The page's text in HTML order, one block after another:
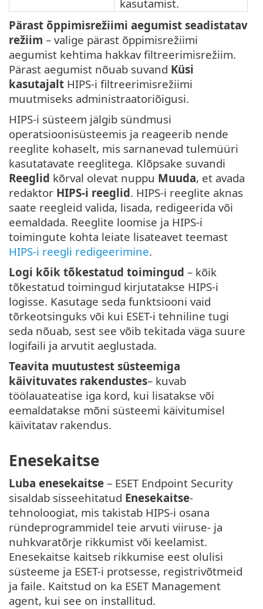
kasutamist.
Pärast õppimisrežiimi aegumist seadistatav
režiim – valige pärast õppimisrežiimi
aegumist kehtima hakkav filtreerimisrežiim.
Pärast aegumist nõuab suvand Küsi
kasutajalt HIPS-i filtreerimisrežiimi
muutmiseks administraatoriõigusi.
HIPS-i süsteem jälgib sündmusi
operatsioonisüsteemis ja reageerib nende
reeglite kohaselt, mis sarnanevad tulemüüri
kasutatavate reeglitega. Klõpsake suvandi
Reeglid kõrval olevat nuppu Muuda, et avada
redaktor HIPS-i reeglid. HIPS-i reeglite aknas
saate reegleid valida, lisada, redigeerida või
eemaldada. Reeglite loomise ja HIPS-i
toimingute kohta leiate lisateavet teemast
HIPS-i reegli redigeerimine.
Logi kõik tõkestatud toimingud – kõik
tõkestatud toimingud kirjutatakse HIPS-i
logisse. Kasutage seda funktsiooni vaid
tõrkeotsinguks või kui ESET-i tehniline tugi
seda nõuab, sest see võib tekitada väga suure
logifaili ja arvutit aeglustada.
Teavita muutustest süsteemiga
käivituvates rakendustes– kuvab
töölauateatise iga kord, kui lisatakse või
eemaldatakse mõni süsteemi käivitumisel
käivitatav rakendus.
Enesekaitse
Luba enesekaitse – ESET Endpoint Security
sisaldab sisseehitatud Enesekaitse-
tehnoloogiat, mis takistab HIPS-i osana
ründeprogrammidel teie arvuti viiruse- ja
nuhkvaratõrje rikkumist või keelamist.
Enesekaitse kaitseb rikkumise eest olulisi
süsteeme ja ESET-i protsesse, registrivõtmeid
ja faile. Kaitstud on ka ESET Management
agent, kui see on installitud.